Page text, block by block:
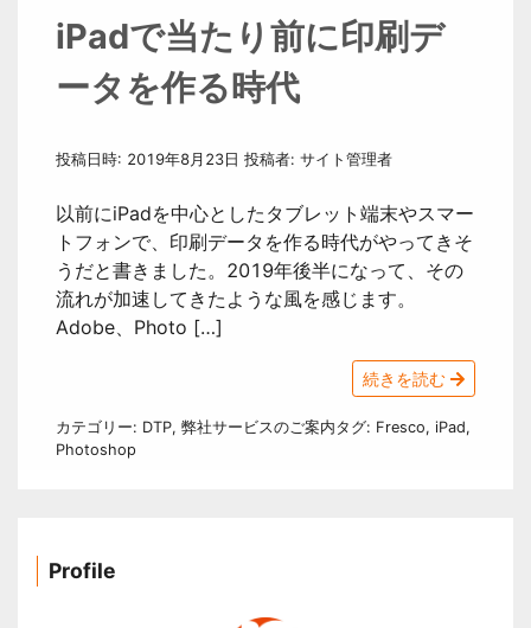
iPadで当たり前に印刷デ
ータを作る時代
投稿日時: 2019年8月23日 投稿者: サイト管理者
以前にiPadを中心としたタブレット端末やスマー
トフォンで、印刷データを作る時代がやってきそ
うだと書きました。2019年後半になって、その
流れが加速してきたような風を感じます。
Adobe、Photo […]
続きを読む
カテゴリー: DTP, 弊社サービスのご案内タグ: Fresco, iPad,
Photoshop
Profile